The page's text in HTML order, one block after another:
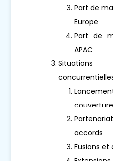
Part de
Europe
Part de
APAC
couverture
accords
Fusions et